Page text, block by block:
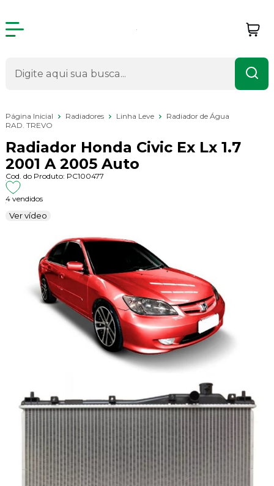
Página Inicial Radiadores Linha Leve
Radiador de Água
RAD. TREVO
Radiador Honda Civic Ex Lx 1.7
2001 A 2005 Auto
Cod. do Produto: PC100477
4 vendidos
Ver vídeo